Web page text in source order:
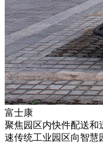
富士康
聚焦园区内快件配送和
速传统工业园区向智慧